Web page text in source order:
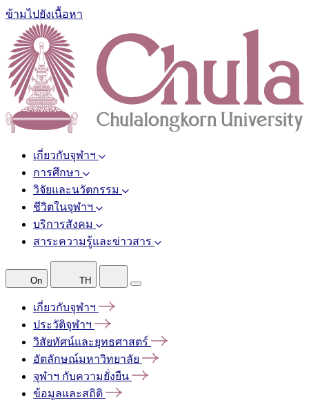
ข้ามไปยังเนื้อหา
เกี่ยวกับจุฬาฯ
การศึกษา
วิจัยและนวัตกรรม
ชีวิตในจุฬาฯ
บริการสังคม
สาระความรู้และข่าวสาร
On TH
เกี่ยวกับจุฬาฯ
ประวัติจุฬาฯ
วิสัยทัศน์และยุทธศาสตร์
อัตลักษณ์มหาวิทยาลัย
จุฬาฯ กับความยั่งยืน
ข้อมูลและสถิติ